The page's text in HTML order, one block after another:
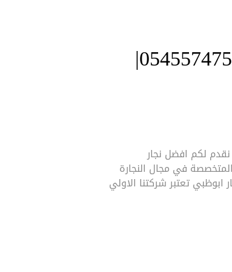
نجار في ابوظبي |0545574752|
ارخص نجار نقدم لكم افضل نجار
في مجال النجارة
ابوظبي تعتبر شركتنا الاولي